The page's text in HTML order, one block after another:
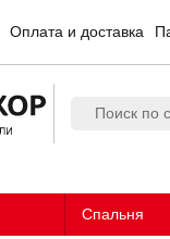
Оплата и доставка
Спальня